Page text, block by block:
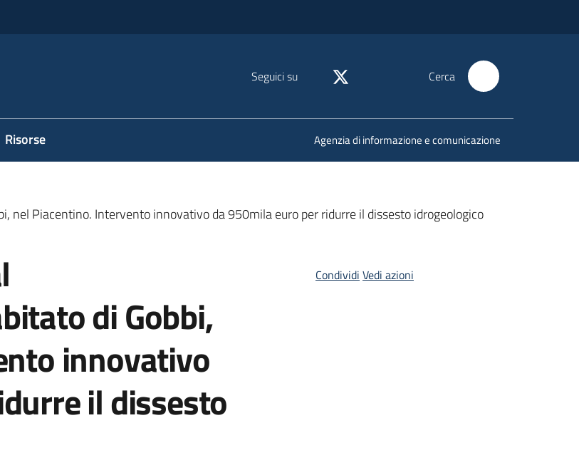
Seguici su Cerca
Risorse Agenzia di informazione e comunicazione
nel Piacentino. Intervento innovativo da 950mila euro per ridurre il dissesto idrogeologico
di Gobbi,
innovativo
il dissesto
Condividi Vedi azioni